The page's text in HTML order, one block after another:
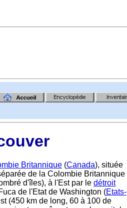
Britannique (Canada), située
de la Colombie Britannique
d'îles), à l'Est par le détroit
de l'Etat de Washington (Etats-
(450 km de long, 60 à 100 de